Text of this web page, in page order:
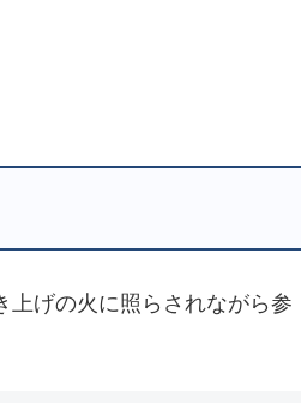
上げの火に照らされながら参